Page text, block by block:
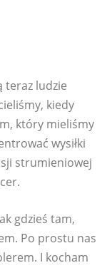
teraz ludzie
kiedy
który mieliśmy
wysiłki
strumieniowej
gdzieś tam,
Po prostu nas
I kocham